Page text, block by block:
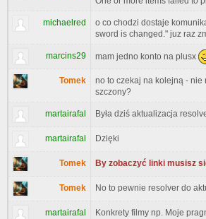
michaelred
o co chodzi dostaje
sword is changed." juz raz
marcins29 mam jedno konto na plusx
Tomek
no to czekaj na kolejną - nie
szczony?
martairafal Była dziś aktualizacja
martairafal Dzięki
Tomek By zobaczyć linki musisz
Tomek No to pewnie resolver do
martairafal Konkrety filmy np. Moje